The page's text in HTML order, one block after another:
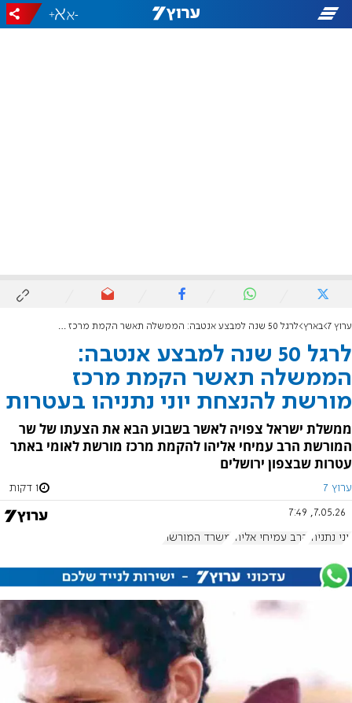
-
+
ערוץ 7 בארץ לרגל 50 שנה למבצע אנטבה: הממשלה תאשר הקמת מרכז מורשת להנצחת יוני נתניהו בעטרות
לרגל 50 שנה למבצע אנטבה:
הממשלה תאשר הקמת מרכז
מורשת להנצחת יוני נתניהו בעטרות
ממשלת ישראל צפויה לאשר בשבוע הבא את הצעתו של שר
המורשת הרב עמיחי אליהו להקמת מרכז מורשת לאומי באתר
עטרות שבצפון ירושלים
ערוץ 7 1 דקות
7.05.26, 7:49
יוני נתניהו הרב עמיחי אליהו משרד המורשת